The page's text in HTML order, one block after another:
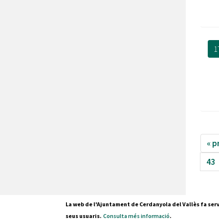
«
43
La web de l'Ajuntament de Cerdanyola del Vallès fa
seus usuaris. Consulta més informació.